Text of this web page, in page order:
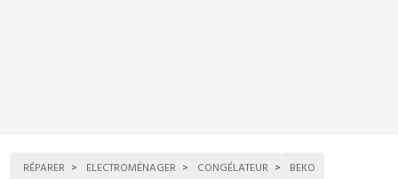
RÉPARER ELECTROMÉNAGER CONGÉLATEUR BEKO